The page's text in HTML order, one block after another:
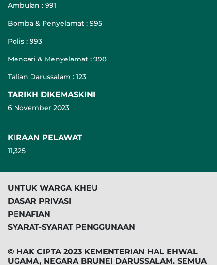
Ambulan : 991
Bomba & Penyelamat : 995
Polis : 993
Mencari & Menyelamat : 998
Talian Darussalam : 123
TARIKH DIKEMASKINI
6 November 2023
KIRAAN PELAWAT
11,325
UNTUK WARGA KHEU
DASAR PRIVASI
PENAFIAN
SYARAT-SYARAT PENGGUNAAN
© HAK CIPTA 2023 KEMENTERIAN HAL EHWAL
UGAMA, NEGARA BRUNEI DARUSSALAM. SEMUA